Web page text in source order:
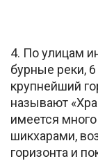
4. По улицам
бурные реки,
крупнейший
называют
имеется
шикхарами,
горизонта и